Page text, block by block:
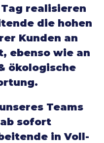
realisieren
die hohen
Kunden an
ebenso wie an
ökologische
Teams
sofort
in Voll-